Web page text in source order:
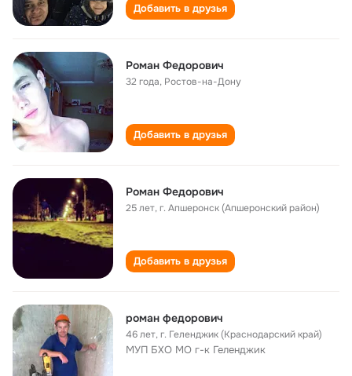
Добавить в друзья
Роман Федорович
32 года, Ростов-на-Дону
Добавить в друзья
Роман Федорович
25 лет,г. Апшеронск (Апшеронский район)
Добавить в друзья
роман федорович
46 лет,г. Геленджик (Краснодарский край)
МУП БХО МО г-к Геленджик